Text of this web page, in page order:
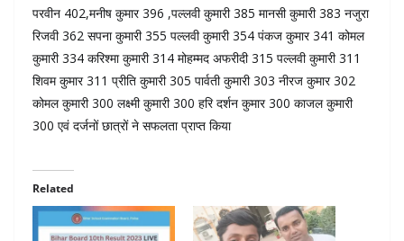
परवीन 402,मनीष कुमार 396 ,पल्लवी कुमारी 385 मानसी कुमारी 383 नजुरा
रिजवी 362 सपना कुमारी 355 पल्लवी कुमारी 354 पंकज कुमार 341 कोमल
कुमारी 334 करिश्मा कुमारी 314 मोहम्मद अफरीदी 315 पल्लवी कुमारी 311
शिवम कुमार 311 प्रीति कुमारी 305 पार्वती कुमारी 303 नीरज कुमार 302
कोमल कुमारी 300 लक्ष्मी कुमारी 300 हरि दर्शन कुमार 300 काजल कुमारी
300 एवं दर्जनों छात्रों ने सफलता प्राप्त किया
Related